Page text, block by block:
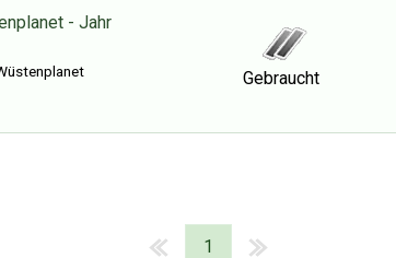
- Jahr
Gebraucht
1